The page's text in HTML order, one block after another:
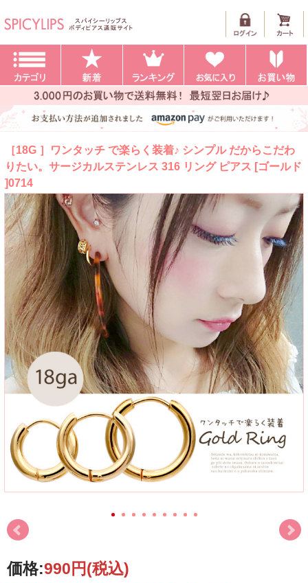
［18G ］ワンタッチ で楽らく装着♪ シンプル だからこだわ
りたい。サージカルステンレス 316 リング ピアス [ゴールド
]0714
価格:990円(税込)